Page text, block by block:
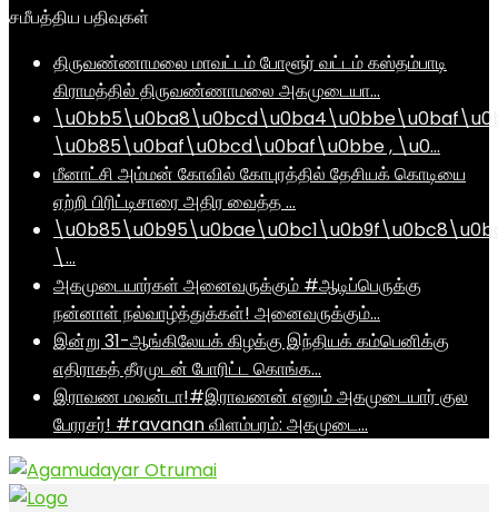
சமீபத்திய பதிவுகள்
திருவண்ணாமலை மாவட்டம் போளூர் வட்டம் கஸ்தம்பாடி
கிராமத்தில் திருவண்ணாமலை அகமுடையா…
\u0b85\u0baf\u0bcd\u0baf\u0bbe , \u0…
மீனாட்சி அம்மன் கோவில் கோபுரத்தில் தேசியக் கொடியை
ஏற்றி பிரிட்டிசாரை அதிர வைத்த …
\…
அகமுடையார்கள் அனைவருக்கும் #ஆடிப்பெருக்கு
நன்னாள் நல்வாழ்த்துக்கள்! அனைவருக்கும்…
இன்று 31-ஆங்கிலேயக் கிழக்கு இந்தியக் கம்பெனிக்கு
எதிராகத் தீரமுடன் போரிட்ட கொங்க…
இராவண மவன்டா!#இராவணன் எனும் அகமுடையார் குல
பேரரசர்! #ravanan விளம்பரம்: அகமுடை…